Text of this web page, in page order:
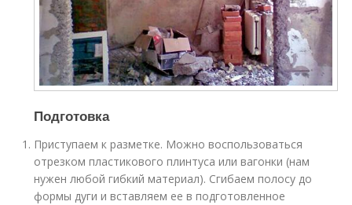
Подготовка
Приступаем к разметке. Можно воспользоваться
отрезком пластикового плинтуса или вагонки (нам
нужен любой гибкий материал). Сгибаем полосу до
формы дуги и вставляем ее в подготовленное